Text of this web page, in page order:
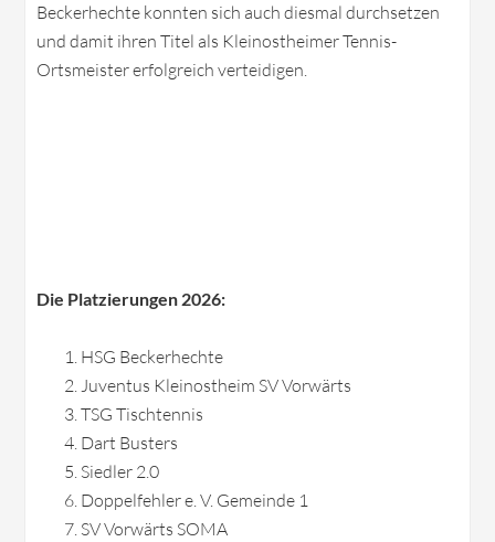
Beckerhechte konnten sich auch diesmal durchsetzen
und damit ihren Titel als Kleinostheimer Tennis-
Ortsmeister erfolgreich verteidigen.
Die Platzierungen 2026:
HSG Beckerhechte
Juventus Kleinostheim SV Vorwärts
TSG Tischtennis
Dart Busters
Siedler 2.0
Doppelfehler e. V. Gemeinde 1
SV Vorwärts SOMA